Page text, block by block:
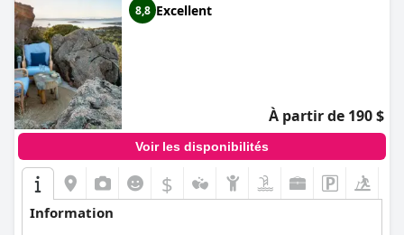
8,8 Excellent
À partir de 190 $
Voir les disponibilités
$
Information